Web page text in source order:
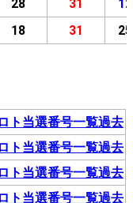
28 31 12
18 31 25
ト当選番号一覧過去
ト当選番号一覧過去
ト当選番号一覧過去
ト当選番号一覧過去